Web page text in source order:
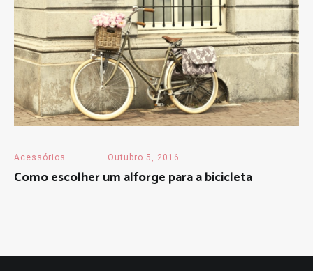
Acessórios Outubro 5, 2016
Como escolher um alforge para a bicicleta